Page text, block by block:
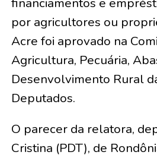
por agricultores ou
Acre foi aprovado na
Agricultura, Pecuária,
Desenvolvimento Rural
Deputados.
O parecer da relatora,
Cristina (PDT), de